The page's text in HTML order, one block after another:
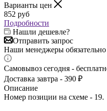
Варианты цен
852 руб
Подробности
Нашли дешевле?
Отправить запрос
Наши менеджеры обязательно
Самовывоз сегодня -
Доставка завтра - 390 ₽
Описание
Номер позиции на схеме - 19.